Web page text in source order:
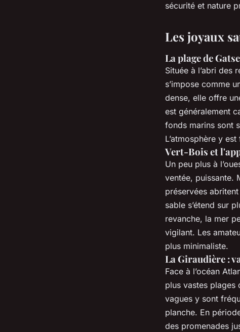
sécurité et nature
Les joyaux
La plage de
Située à l’abri des
s’impose comme
dense, elle offre
est généralement
fonds marins sont
L’atmosphère y
Vert-Bois et
Un peu plus à
ventée, puissante.
préservées
sable s’étend sur
revanche, la mer
vigilant. Les
plus minimaliste.
La Giraudière :
Face à l’océan
plus vastes plages
vagues y sont
planche. En
des promenades